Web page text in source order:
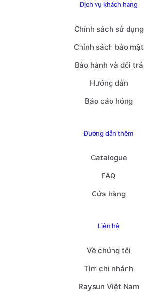
Dịch vụ khách hàng
Chính sách sử dụng
Chính sách bảo mật
Bảo hành và đổi trả
Hướng dẫn
Báo cáo hỏng
Đường dẫn thêm
Catalogue
FAQ
Cửa hàng
Liên hệ
Về chúng tôi
Tìm chi nhánh
Raysun Việt Nam